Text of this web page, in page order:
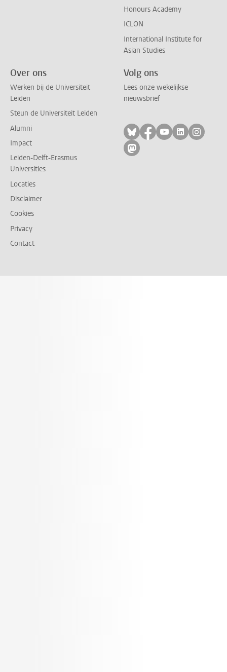
Honours Academy
ICLON
International Institute for
Asian Studies
Over ons
Werken bij de Universiteit
Leiden
Steun de Universiteit Leiden
Alumni
Impact
Leiden-Delft-Erasmus
Universities
Locaties
Disclaimer
Cookies
Privacy
Contact
Volg ons
Lees onze wekelijkse
nieuwsbrief
Volg ons op bluesky
Volg ons op
Volg ons op
Volg ons
Volg
Volg ons op mastodon